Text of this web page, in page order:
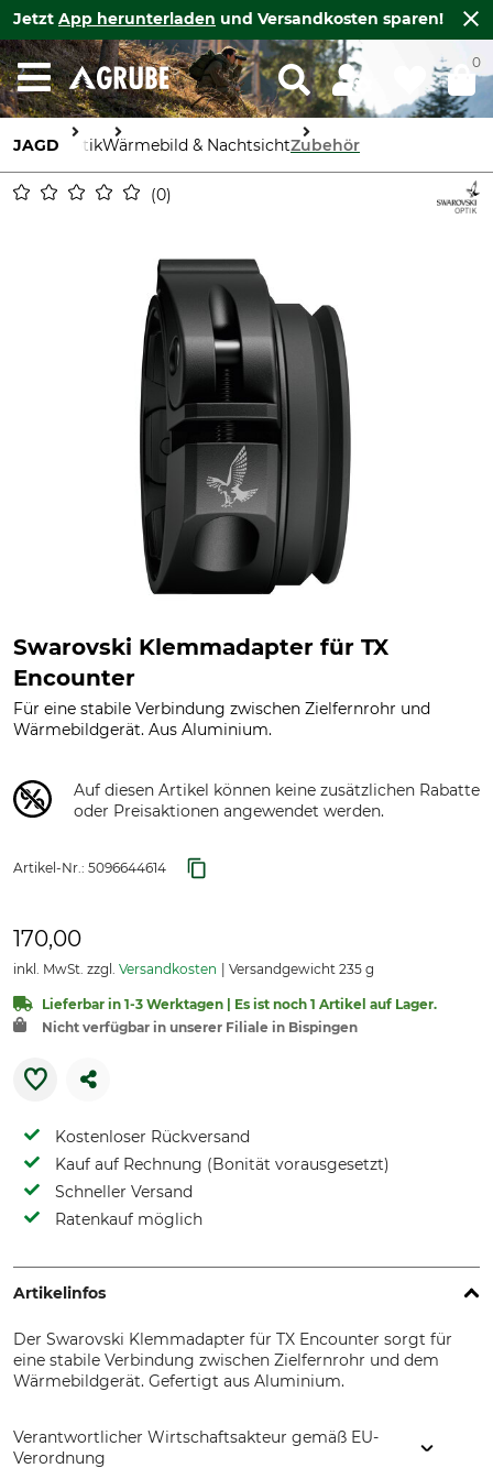
Jetzt App herunterladen und Versandkosten sparen!
0
JAGD OptikWärmebild & NachtsichtZubehör
0
Swarovski Klemmadapter für TX
Encounter
Für eine stabile Verbindung zwischen Zielfernrohr und
Wärmebildgerät. Aus Aluminium.
Auf diesen Artikel können keine zusätzlichen Rabatte
oder Preisaktionen angewendet werden.
Artikel-Nr.: 5096644614
170,00
inkl. MwSt. zzgl. Versandkosten Versandgewicht 235 g
Lieferbar in 1-3 Werktagen | Es ist noch 1 Artikel auf Lager.
Nicht verfügbar in unserer Filiale in Bispingen
Kostenloser Rückversand
Kauf auf Rechnung (Bonität vorausgesetzt)
Schneller Versand
Ratenkauf möglich
Artikelinfos
Der Swarovski Klemmadapter für TX Encounter sorgt für
eine stabile Verbindung zwischen Zielfernrohr und dem
Wärmebildgerät. Gefertigt aus Aluminium.
Verantwortlicher Wirtschaftsakteur gemäß EU-
Verordnung